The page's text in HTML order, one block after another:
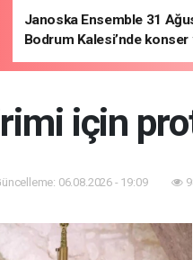
Janoska Ensemble 31
Bodrum Kalesi’nde
için
06.08.2026 - 19:09